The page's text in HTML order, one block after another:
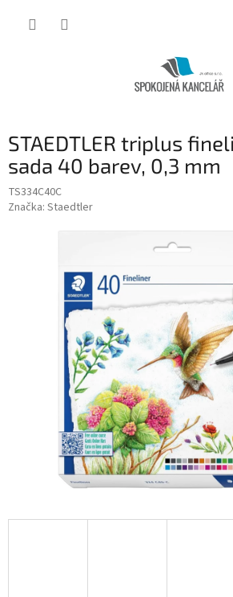
STAEDTLER triplus
sada 40 barev, 0,3 mm
TS334C40C
Značka: Staedtler